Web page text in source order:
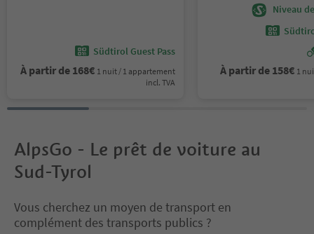
Südtirol Guest Pass
À partir de 168€ 1 nuit / 1 appartement
incl. TVA
Niveau
À partir de 158€ 1
AlpsGo - Le prêt de voiture au
Sud-Tyrol
Vous cherchez un moyen de transport en
complément des transports publics ?